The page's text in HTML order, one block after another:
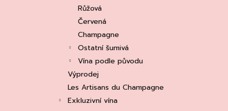
Růžová
Červená
Champagne
Ostatní šumivá
Vína podle původu
Výprodej
Les Artisans du Champagne
Exkluzivní vína
ASOLO PROSECCO SUPERIORE DOCG
BRUT, MARTIGNAGO
253 Kč
Původně: 335 Kč